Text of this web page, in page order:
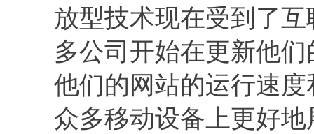
放型技术现在受到了
多公司开始在更新他
他们的网站的运行速
众多移动设备上更好地